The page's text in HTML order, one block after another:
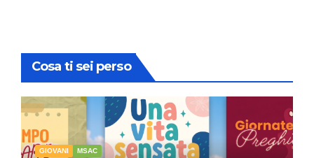
Cosa ti sei perso
GIOVANI MSAC